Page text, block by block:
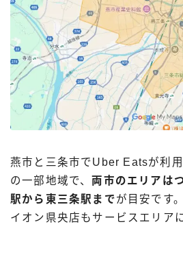
燕市と三条市でUber Eatsが利
の一部地域で、両市のエリアは
駅から東三条駅までが目安です
イオン県央店もサービスエリア